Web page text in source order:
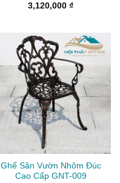
3,120,000 ₫
Ghế Sân Vườn Nhôm Đúc
Cao Cấp GNT-009